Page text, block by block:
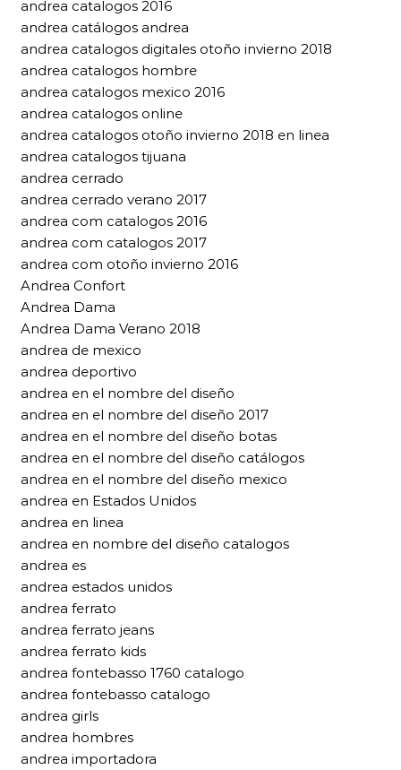
andrea catalogos 2016
andrea catálogos andrea
andrea catalogos digitales otoño invierno 2018
andrea catalogos hombre
andrea catalogos mexico 2016
andrea catalogos online
andrea catalogos otoño invierno 2018 en linea
andrea catalogos tijuana
andrea cerrado
andrea cerrado verano 2017
andrea com catalogos 2016
andrea com catalogos 2017
andrea com otoño invierno 2016
Andrea Confort
Andrea Dama
Andrea Dama Verano 2018
andrea de mexico
andrea deportivo
andrea en el nombre del diseño
andrea en el nombre del diseño 2017
andrea en el nombre del diseño botas
andrea en el nombre del diseño catálogos
andrea en el nombre del diseño mexico
andrea en Estados Unidos
andrea en linea
andrea en nombre del diseño catalogos
andrea es
andrea estados unidos
andrea ferrato
andrea ferrato jeans
andrea ferrato kids
andrea fontebasso 1760 catalogo
andrea fontebasso catalogo
andrea girls
andrea hombres
andrea importadora